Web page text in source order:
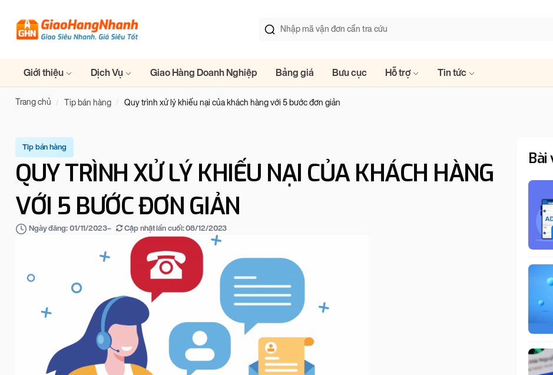
Giới thiệu Dịch Vụ Giao Hàng Doanh Nghiệp Bảng giá Bưu cục Hỗ trợ Tin tức
Trang chủ Tip bán hàng Quy trình xử lý khiếu nại của khách hàng với 5 bước đơn giản
Tip bán hàng
QUY TRÌNH XỬ LÝ KHIẾU NẠI CỦA KHÁCH HÀNG
VỚI 5 BƯỚC ĐƠN GIẢN
Ngày đăng: 01/11/2023– Cập nhật lần cuối:08/12/2023
Bài